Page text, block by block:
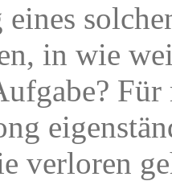
in wie
verloren